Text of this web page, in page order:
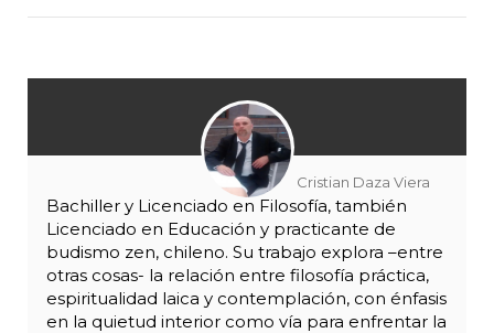
Cristian Daza Viera
Bachiller y Licenciado en Filosofía, también
Licenciado en Educación y practicante de
budismo zen, chileno. Su trabajo explora –entre
otras cosas- la relación entre filosofía práctica,
espiritualidad laica y contemplación, con énfasis
en la quietud interior como vía para enfrentar la